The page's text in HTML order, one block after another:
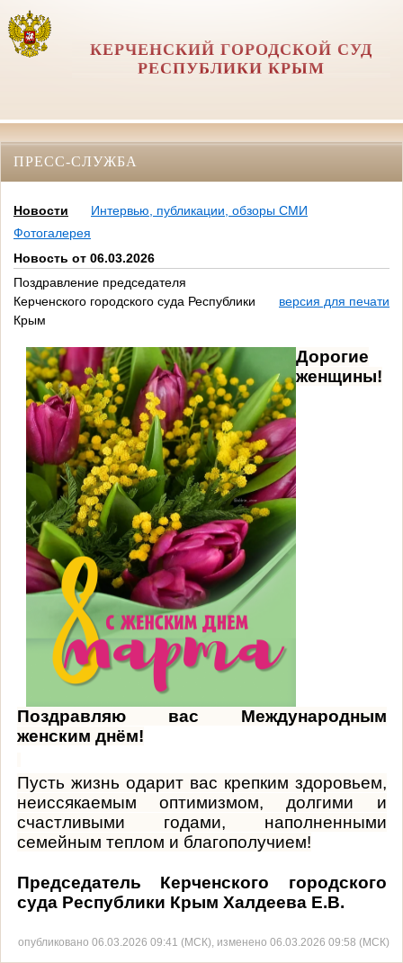
КЕРЧЕНСКИЙ ГОРОДСКОЙ СУД
РЕСПУБЛИКИ КРЫМ
ПРЕСС-СЛУЖБА
Новости
Интервью, публикации, обзоры СМИ
Фотогалерея
Новость от 06.03.2026
Поздравление председателя
Керченского городского суда Республики
Крым
версия для печати
Дорогие
женщины!
Поздравляю вас Международным
женским днём!
Пусть жизнь одарит вас крепким здоровьем,
неиссякаемым оптимизмом, долгими и
счастливыми годами, наполненными
семейным теплом и благополучием!
Председатель Керченского городского
суда Республики Крым Халдеева Е.В.
опубликовано 06.03.2026 09:41 (МСК), изменено 06.03.2026 09:58 (МСК)